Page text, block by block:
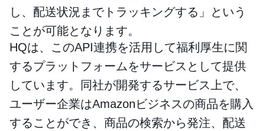
し、配送状況までトラッキングする」という
ことが可能となります。
HQは、このAPI連携を活用して福利厚生に関
するプラットフォームをサービスとして提供
しています。同社が開発するサービス上で、
ユーザー企業はAmazonビジネスの商品を購入
することができ、商品の検索から発注、配送